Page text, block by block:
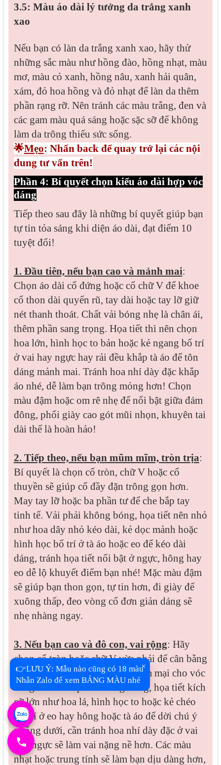
3.5: Màu áo dài lý tưởng da trắng xanh
xao
Nếu bạn có làn da trắng xanh xao, hãy thử
những sắc màu như hồng đào, hồng nhạt, màu
mơ, màu cỏ xanh, hồng nâu, xanh hải quân,
xám, đỏ hoa hồng và đỏ nhạt để làn da thêm
phần rạng rỡ. Nên tránh các màu trắng, đen và
các gam màu quá sáng hoặc sặc sỡ để không
làm da trông thiếu sức sống.
🌟Mẹo: Nhấn back để quay trở lại các nội
dung tư vấn trên!
Phần 4: Bí quyết chọn kiểu áo dài hợp vóc
dáng
Tiếp theo sau đây là những bí quyết giúp bạn
tự tin tỏa sáng khi diện áo dài, đạt điểm 10
tuyệt đối!
1. Đầu tiên, nếu bạn cao và mảnh mai:
Chọn áo dài cổ đứng hoặc cổ chữ V để khoe
cổ thon dài quyến rũ, tay dài hoặc tay lỡ giữ
nét thanh thoát. Chất vải bóng nhẹ là chân ái,
thêm phần sang trọng. Họa tiết thì nên chọn
hoa lớn, hình học to bản hoặc kẻ ngang bố trí
ở vai hay ngực hay rải đều khắp tà áo để tôn
dáng mảnh mai. Tránh hoa nhí dày đặc khắp
áo nhé, dễ làm bạn trông mỏng hơn! Chọn
màu đậm hoặc om rê nhẹ để nổi bật giữa đám
đông, phối giày cao gót mũi nhọn, khuyên tai
dài thế là hoàn hảo!
2. Tiếp theo, nếu bạn mũm mĩm, tròn trịa:
Bí quyết là chọn cổ tròn, chữ V hoặc cổ
thuyền sẽ giúp cổ đầy đặn trông gọn hơn.
May tay lỡ hoặc ba phần tư để che bắp tay
tinh tế. Vải phải không bóng, họa tiết nên nhỏ
như hoa dây nhỏ kéo dài, kẻ dọc mảnh hoặc
hình học bố trí ở tà áo hoặc eo để kéo dài
dáng, tránh họa tiết nổi bật ở ngực, hông hay
eo dễ lộ khuyết điểm bạn nhé! Mặc màu đậm
sẽ giúp bạn thon gọn, tự tin hơn, đi giày đế
xuông thấp, đeo vòng cổ đơn giản dáng sẽ
nhẹ nhàng ngay.
3. Nếu bạn cao và đô con, vai rộng: Hãy
chọn cổ tròn hoặc chữ V vừa phải để cân bằng
vai, may tay dài sẽ thêm nét mềm mại cho vóc
dáng. Chất vải phải không bóng, họa tiết kích
cỡ lớn như hoa lá, hình học to hoặc kẻ chéo
bố trí ở eo hay hông hoặc tà áo để dời chú ý
xuống dưới, cần tránh hoa nhí dày đặc ở vai
hay ngực sẽ làm vai nặng nề hơn. Các màu
nhạt hoặc trung tính sẽ làm bạn dịu dàng hơn,
×
👉LƯU Ý: Mẫu nào cũng có 18 màu
Nhắn Zalo để xem BẢNG MÀU nhé